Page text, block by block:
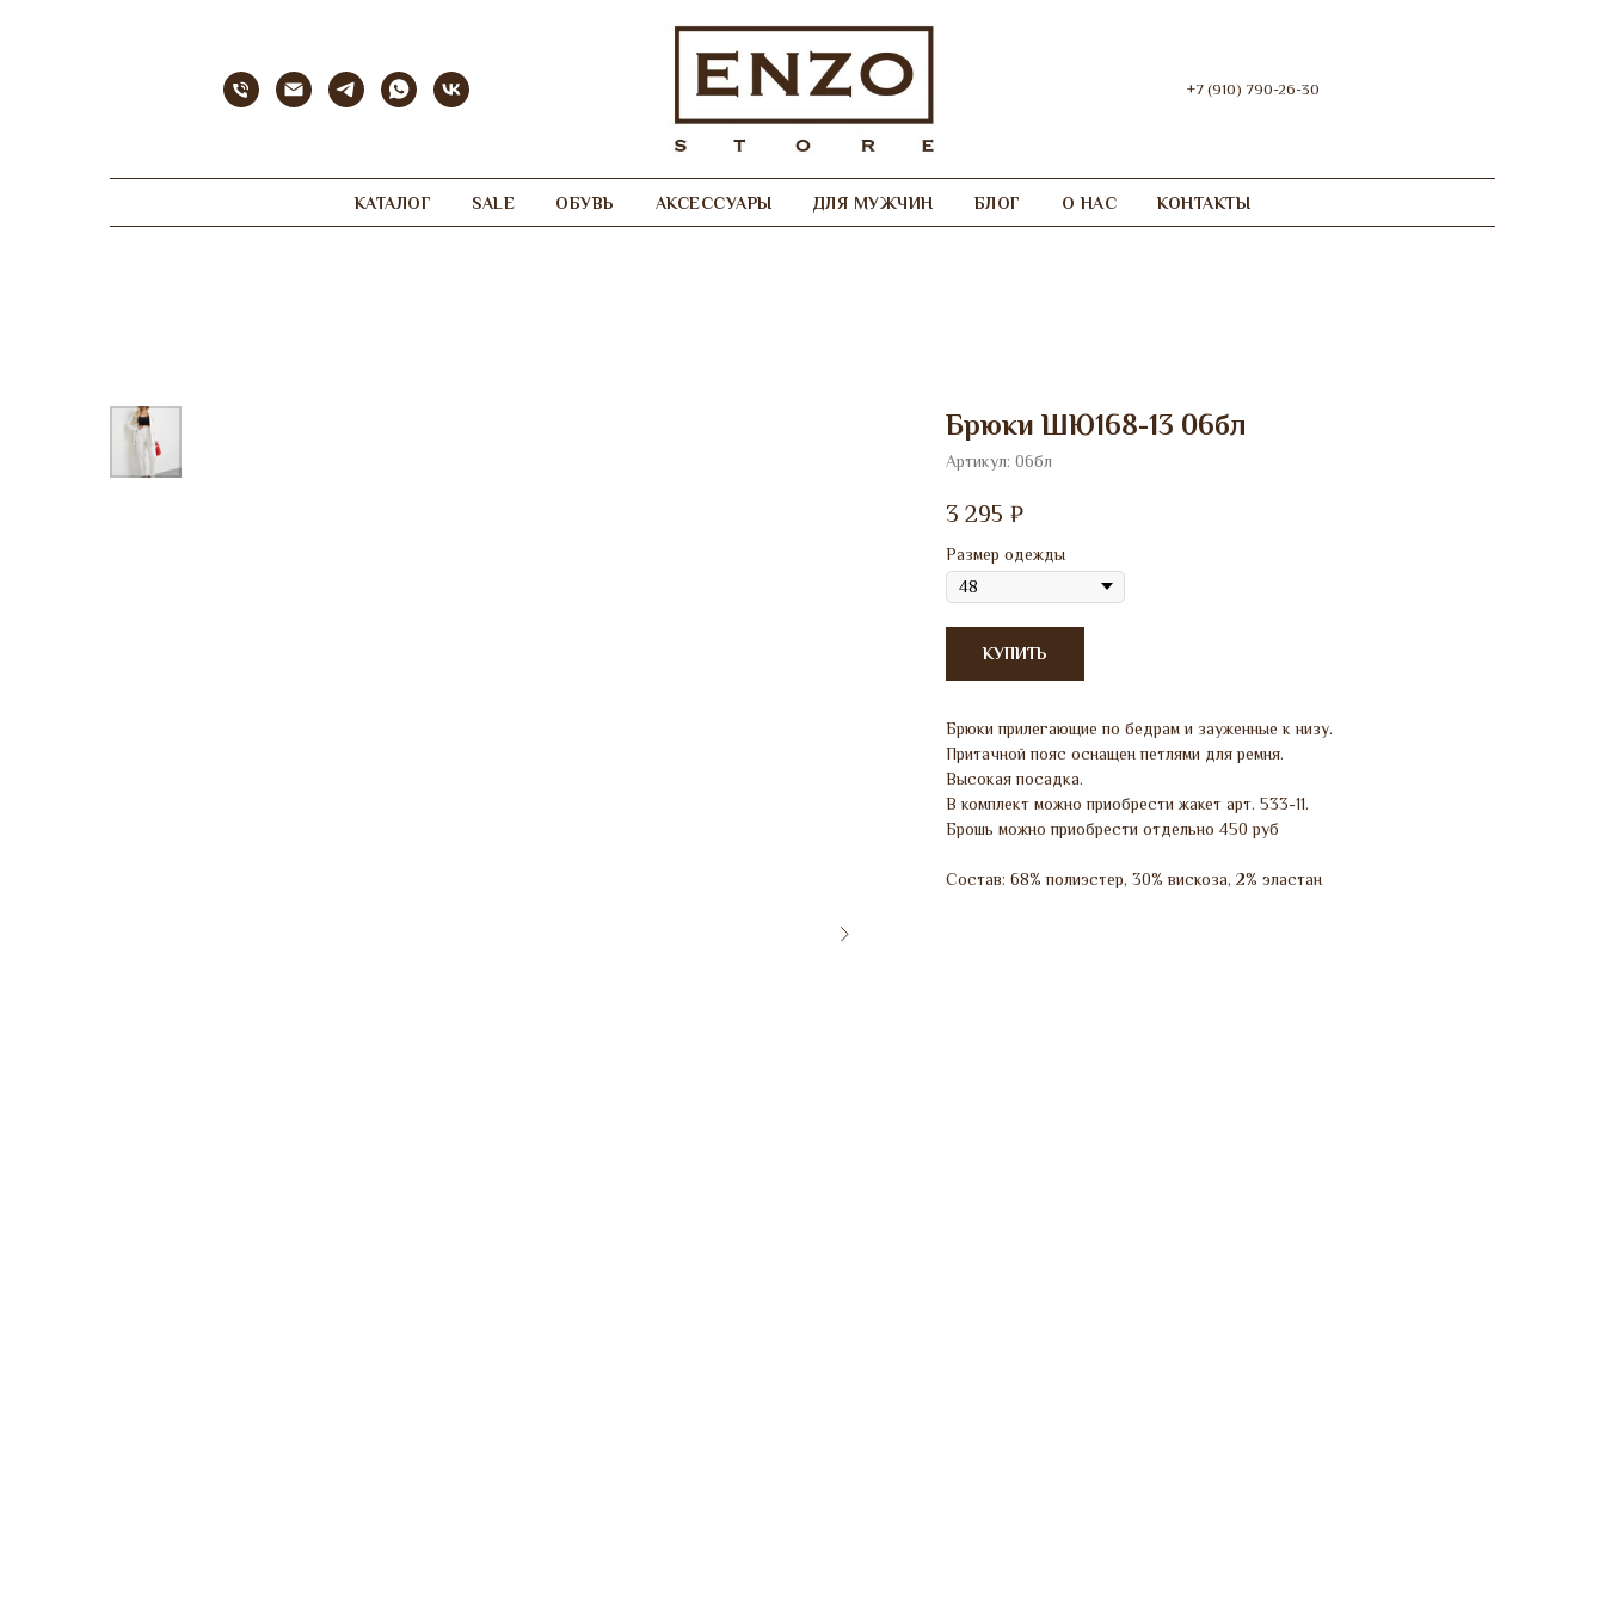
+7 (910) 790-26-30
КАТАЛОГ SALE ОБУВЬ АКСЕССУАРЫ ДЛЯ МУЖЧИН БЛОГ О НАС КОНТАКТЫ
Брюки ШЮ168-13 06бл
Артикул: 06бл
3 295 ₽
Размер одежды
КУПИТЬ
Брюки прилегающие по бедрам и зауженные к низу.
Притачной пояс оснащен петлями для ремня.
Высокая посадка.
В комплект можно приобрести жакет арт. 533-11.
Брошь можно приобрести отдельно 450 руб
Состав: 68% полиэстер, 30% вискоза, 2% эластан